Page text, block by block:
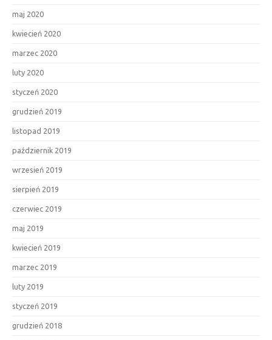
maj 2020
kwiecień 2020
marzec 2020
luty 2020
styczeń 2020
grudzień 2019
listopad 2019
październik 2019
wrzesień 2019
sierpień 2019
czerwiec 2019
maj 2019
kwiecień 2019
marzec 2019
luty 2019
styczeń 2019
grudzień 2018